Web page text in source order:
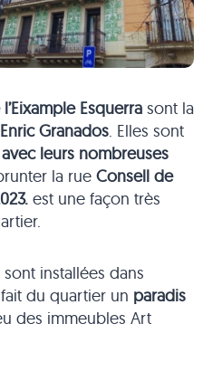
Esquerrasont la
Enric Granados. Elles sont
leurs nombreuses
la rue Consell de
est une façon très
installées dans
du quartier un paradis
des immeubles Art